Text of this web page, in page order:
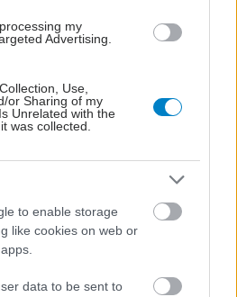
my
Advertising.
Use,
or Sharing of my
Unrelated with the
was collected.
to enable storage
like cookies on web or
data to be sent to